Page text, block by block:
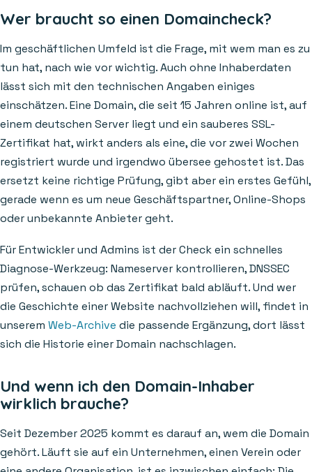
Wer braucht so einen Domaincheck?
Im geschäftlichen Umfeld ist die Frage, mit wem man es zu
tun hat, nach wie vor wichtig. Auch ohne Inhaberdaten
lässt sich mit den technischen Angaben einiges
einschätzen. Eine Domain, die seit 15 Jahren online ist, auf
einem deutschen Server liegt und ein sauberes SSL-
Zertifikat hat, wirkt anders als eine, die vor zwei Wochen
registriert wurde und irgendwo übersee gehostet ist. Das
ersetzt keine richtige Prüfung, gibt aber ein erstes Gefühl,
gerade wenn es um neue Geschäftspartner, Online-Shops
oder unbekannte Anbieter geht.
Für Entwickler und Admins ist der Check ein schnelles
Diagnose-Werkzeug: Nameserver kontrollieren, DNSSEC
prüfen, schauen ob das Zertifikat bald abläuft. Und wer
die Geschichte einer Website nachvollziehen will, findet in
unserem Web-Archive die passende Ergänzung, dort lässt
sich die Historie einer Domain nachschlagen.
Und wenn ich den Domain-Inhaber
wirklich brauche?
Seit Dezember 2025 kommt es darauf an, wem die Domain
gehört. Läuft sie auf ein Unternehmen, einen Verein oder